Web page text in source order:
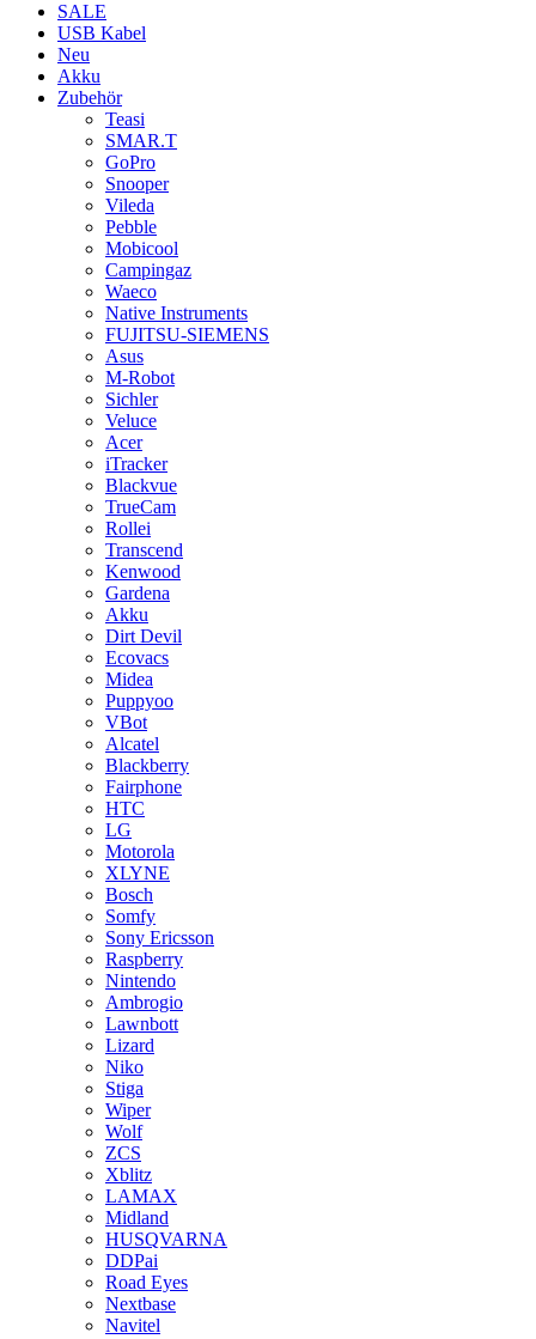
SALE
USB Kabel
Neu
Akku
Zubehör
Teasi
SMAR.T
GoPro
Snooper
Vileda
Pebble
Mobicool
Campingaz
Waeco
Native Instruments
FUJITSU-SIEMENS
Asus
M-Robot
Sichler
Veluce
Acer
iTracker
Blackvue
TrueCam
Rollei
Transcend
Kenwood
Gardena
Akku
Dirt Devil
Ecovacs
Midea
Puppyoo
VBot
Alcatel
Blackberry
Fairphone
HTC
LG
Motorola
XLYNE
Bosch
Somfy
Sony Ericsson
Raspberry
Nintendo
Ambrogio
Lawnbott
Lizard
Niko
Stiga
Wiper
Wolf
ZCS
Xblitz
LAMAX
Midland
HUSQVARNA
DDPai
Road Eyes
Nextbase
Navitel